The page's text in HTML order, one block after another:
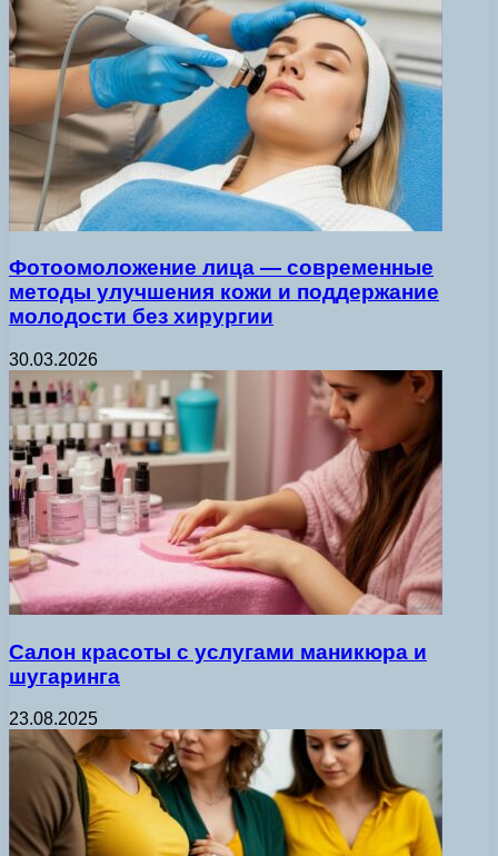
Фотоомоложение лица — современные
методы улучшения кожи и поддержание
молодости без хирургии
30.03.2026
Салон красоты с услугами маникюра и
шугаринга
23.08.2025